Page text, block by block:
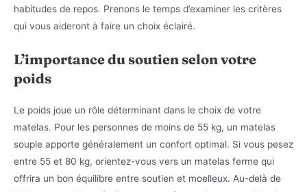
habitudes de repos. Prenons le temps d’examiner les critères
qui vous aideront à faire un choix éclairé.
L’importance du soutien selon votre
poids
Le poids joue un rôle déterminant dans le choix de votre
matelas. Pour les personnes de moins de 55 kg, un matelas
souple apporte généralement un confort optimal. Si vous pesez
entre 55 et 80 kg, orientez-vous vers un matelas ferme qui
offrira un bon équilibre entre soutien et moelleux. Au-delà de